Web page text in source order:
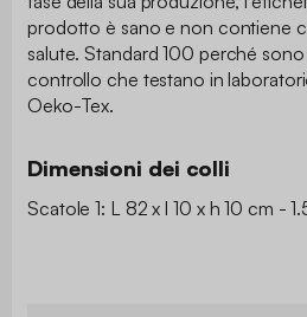
prodotto è sano e non contiene
salute. Standard 100 perché
controllo che testano in
Oeko-Tex.
Dimensioni dei colli
Scatole 1: L 82 x l 10 x h 10 cm -